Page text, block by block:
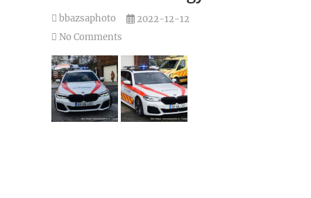
bbazsaphoto
2022-12-12
No Comments